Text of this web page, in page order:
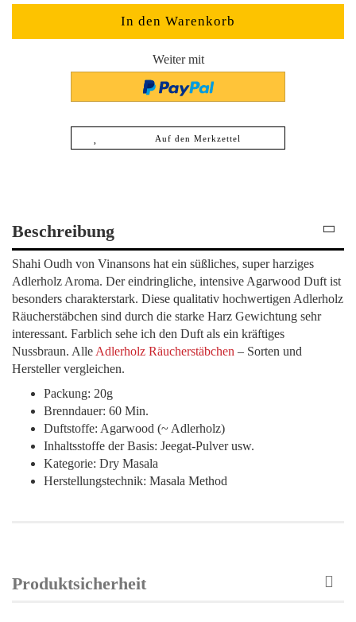
Weiter mit
Auf den Merkzettel
Beschreibung
Shahi Oudh von Vinansons hat ein süßliches, super harziges
Adlerholz Aroma. Der eindringliche, intensive Agarwood Duft ist
besonders charakterstark. Diese qualitativ hochwertigen Adlerholz
Räucherstäbchen sind durch die starke Harz Gewichtung sehr
interessant. Farblich sehe ich den Duft als ein kräftiges
Nussbraun. Alle Adlerholz Räucherstäbchen – Sorten und
Hersteller vergleichen.
Packung: 20g
Brenndauer: 60 Min.
Duftstoffe: Agarwood (~ Adlerholz)
Inhaltsstoffe der Basis: Jeegat-Pulver usw.
Kategorie: Dry Masala
Herstellungstechnik: Masala Method
Produktsicherheit